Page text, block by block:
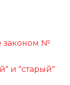
законом №
и "старый"